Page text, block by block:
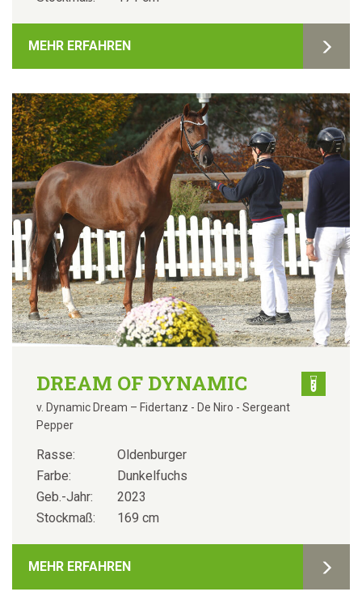
MEHR ERFAHREN
DREAM OF DYNAMIC
v. Dynamic Dream – Fidertanz - De Niro - Sergeant
Pepper
Rasse:
Oldenburger
Farbe:
Dunkelfuchs
Geb.-Jahr:
2023
Stockmaß:
169 cm
MEHR ERFAHREN